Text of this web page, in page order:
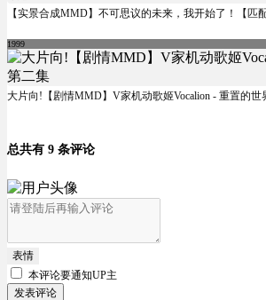
【实景合成MMD】不可思议的未来，我开始了！【匹配
1999
大片向!【剧情MMD】V家机动歌姬Vocalion - 重置的世
总共有 9 条评论
表情
本评论要通知UP主
发表评论